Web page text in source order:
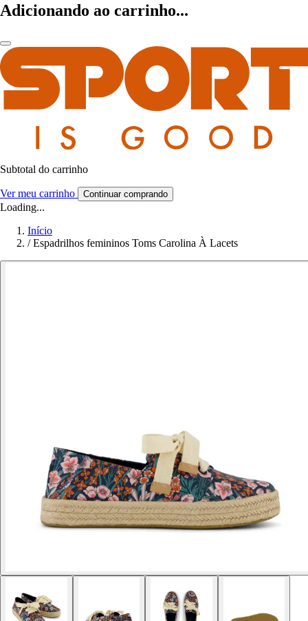
Adicionando ao carrinho...
Subtotal do carrinho
Ver meu carrinho Continuar comprando
Loading...
Início
/ Espadrilhos femininos Toms Carolina À Lacets